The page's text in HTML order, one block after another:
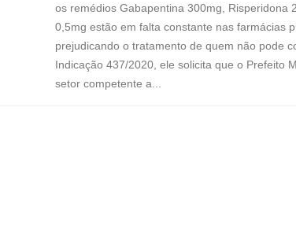
os remédios Gabapentina 300mg, Risperidona
0,5mg estão em falta constante nas farmácias
prejudicando o tratamento de quem não pode
Indicação 437/2020, ele solicita que o Prefeito
setor competente a...